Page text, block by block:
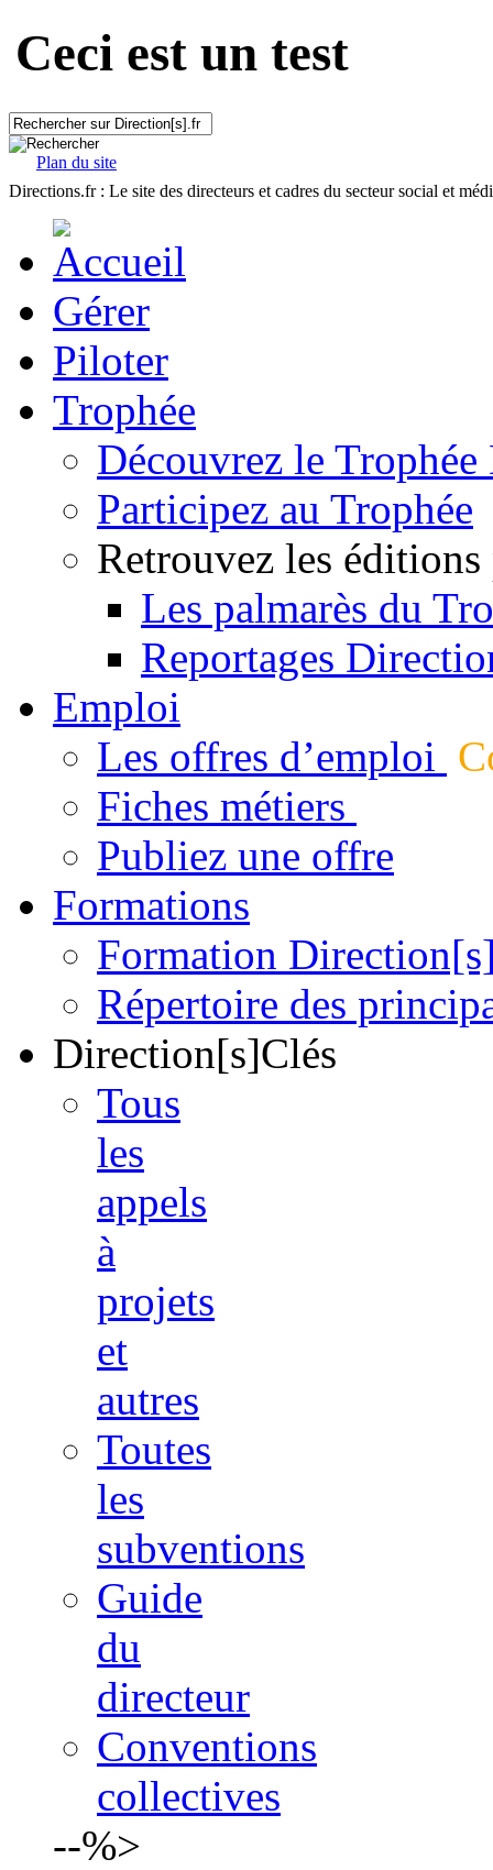
Ceci est un test
Plan du site
Directions.fr : Le site des directeurs et cadres du secteur social et
Gérer
Piloter
Trophée
Découvrez le
Participez au Trophée
Retrouvez les éditions
Les palmarès du
Reportages
Emploi
Les offres d’emploi
Fiches métiers
Publiez une offre
Formations
Formation
Répertoire des
Direction[s]Clés
Tous
les
appels
à
projets
et
autres
Toutes
les
subventions
Guide
du
directeur
Conventions
collectives
--%>